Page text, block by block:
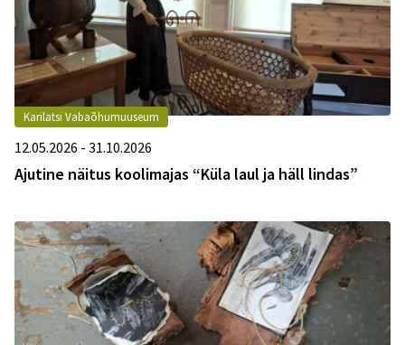
Karilatsi Vabaõhumuuseum
12.05.2026 - 31.10.2026
Ajutine näitus koolimajas “Küla laul ja häll lindas”